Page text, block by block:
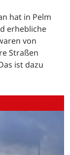
hat in Pelm
erhebliche
von
Straßen
ist dazu